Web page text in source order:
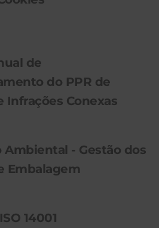
de
do PPR de
Infrações Conexas
Ambiental - Gestão dos
Embalagem
14001